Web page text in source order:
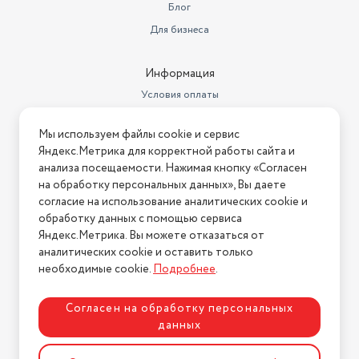
нержавеющей стали легко снимается, моется и
устанавливается обратно.
Металлические фильтры с лазерным нанесением
отверстий долговечны и не требуют использования каких-
либо расходующихся частей. Темпер качественно
взбивать молоко и художественно оформлять напитки.
индикатор включения,
автоподогрева, съемный лоток
Регулировка степени помола
есть
Встроенная кофемолка
есть
Материал жерновов
металл
Фильтр
постоянный
автоотключение при
неиспользовании,
автоотключение после
приготовления напитка,
Глубина
33 см
Мощность
Блог
Для бизнеса
Информация
Условия оплаты
Условия возврата
Нашли ошибку на сайте? Напишите нам
2026 © Интернет-магазин "АстМаркет". У нас есть всё!
Политика конфиденциальности
Разработка сайтаASTDESIGN
Мы используем файлы cookie и сервис
Яндекс.Метрика для корректной работы сайта и
анализа посещаемости. Нажимая кнопку «Согласен
на обработку персональных данных», Вы даете
согласие на использование аналитических cookie и
обработку данных с помощью сервиса
Яндекс.Метрика. Вы можете отказаться от
аналитических cookie и оставить только
необходимые cookie.Подробнее.
Согласен на обработку персональных
данных